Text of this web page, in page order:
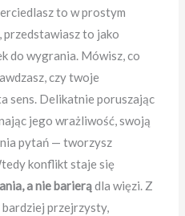
to w prostym
przedstawiasz to jako
do wygrania. Mówisz, co
czy twoje
sens. Delikatnie poruszając
jego wrażliwość, swoją
pytań — tworzysz
konflikt staje się
a nie barierądla więzi. Z
przejrzysty,